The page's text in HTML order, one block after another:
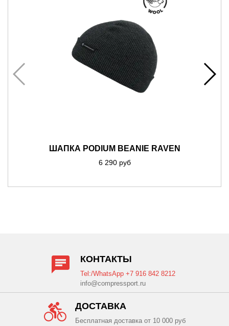
ШАПКА PODIUM BEANIE RAVEN
6 290 руб
КОНТАКТЫ
Tel:/WhatsApp +7 916 842 8212
info@compressport.ru
ДОСТАВКА
Бесплатная доставка от 10 000 руб